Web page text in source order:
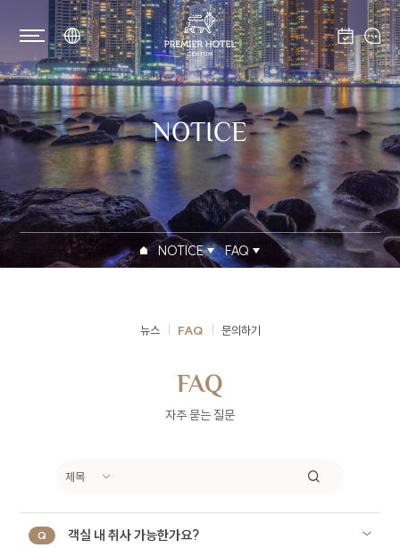
NOTICE
NOTICE FAQ
뉴스 FAQ 문의하기
FAQ
자주 묻는 질문
Q 객실 내 취사 가능한가요?
개인정보처리방침
CENTUM PREMIER HOTEL(이하 회사)는
개인정보 보호 및 권익을 보호하고 이용자의 고충을
원활하게 처리할 수 있도록 다음과 같은 처리방침을
1. 개인정보 수집에 대한 동의
및 이용에 동의할 수 있는 절차를 마련하고 있습니다.
이용자는 동의를 거부할 수 있으며 동의를 거부하는